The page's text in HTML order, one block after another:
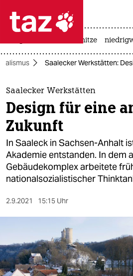
 taz zahl ich
taz zahl ich
themen
politik
öko
gesellschaft
kultur
sport
nord
wahrheit
hitze
Saalecker Werkstätten:
Saalecker Werkstätten
Design für eine
Zukunft
In Saaleck in Sachsen-Anhalt
Akademie entstanden. In dem
Gebäudekomplex arbeitete
nationalsozialistischer
2.9.2021 15:15 Uhr